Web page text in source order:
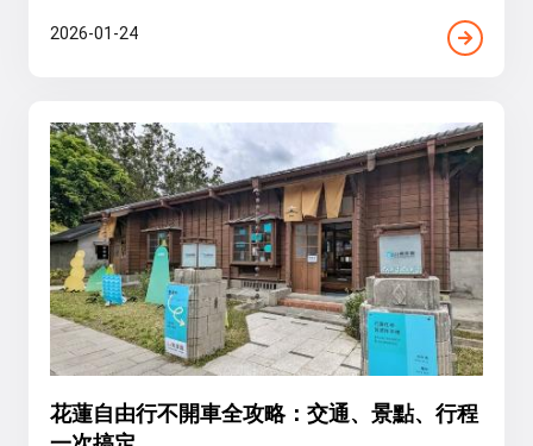
2026-01-24
花蓮自由行不開車全攻略：交通、景點、行程